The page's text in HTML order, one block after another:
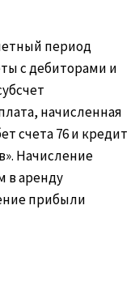
период
с дебиторами и
начисленная
счета 76 и кредит
Начисление
в аренду
прибыли